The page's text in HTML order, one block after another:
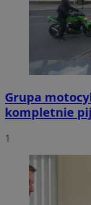
Grupa
kompletnie
1